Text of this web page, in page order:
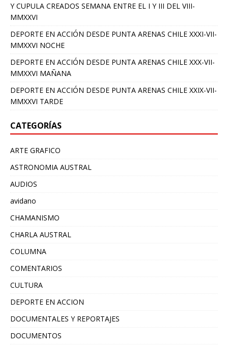
Y CUPULA CREADOS SEMANA ENTRE EL I Y III DEL VIII-
MMXXVI
DEPORTE EN ACCIÓN DESDE PUNTA ARENAS CHILE XXXI-VII-
MMXXVI NOCHE
DEPORTE EN ACCIÓN DESDE PUNTA ARENAS CHILE XXX-VII-
MMXXVI MAÑANA
DEPORTE EN ACCIÓN DESDE PUNTA ARENAS CHILE XXIX-VII-
MMXXVI TARDE
CATEGORÍAS
ARTE GRAFICO
ASTRONOMIA AUSTRAL
AUDIOS
avidano
CHAMANISMO
CHARLA AUSTRAL
COLUMNA
COMENTARIOS
CULTURA
DEPORTE EN ACCION
DOCUMENTALES Y REPORTAJES
DOCUMENTOS